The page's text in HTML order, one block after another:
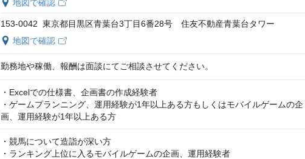
地図で確認
153-0042 東京都目黒区青葉台3丁目6番28号 住友不動産青葉台タワー
地図で確認
勤務地や稼働、報酬は面談にてご相談させてください。
・Excelでの仕様書、企画書の作成経験者
・ゲームプランニング、運用経験が1年以上ある方もしくはモバイルゲームの企
画、運用経験が1年以上ある方
・競馬について造詣が深い方
・ランキング上位に入るモバイルゲームの企画、運用経験者